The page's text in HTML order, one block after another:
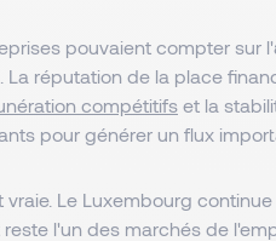
pouvaient compter sur l'
La réputation de la place
compétitifs et la
pour générer un flux
Le Luxembourg
l'un des marchés de